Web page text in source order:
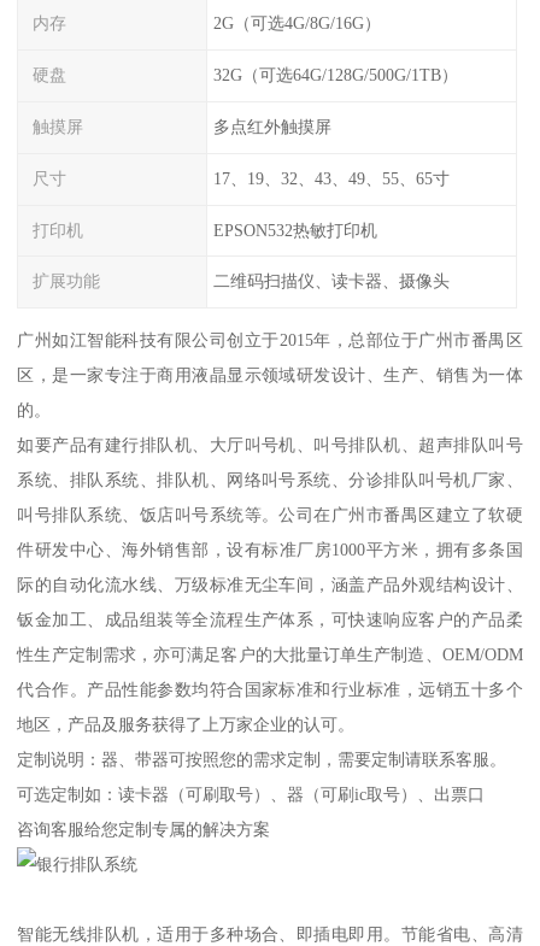
内存 2G（可选4G/8G/16G）
硬盘 32G（可选64G/128G/500G/1TB）
触摸屏 多点红外触摸屏
尺寸 17、19、32、43、49、55、65寸
打印机 EPSON532热敏打印机
扩展功能 二维码扫描仪、读卡器、摄像头
广州如江智能科技有限公司创立于2015年，总部位于广州市番禺区
区，是一家专注于商用液晶显示领域研发设计、生产、销售为一体
的。
如要产品有建行排队机、大厅叫号机、叫号排队机、超声排队叫号
系统、排队系统、排队机、网络叫号系统、分诊排队叫号机厂家、
叫号排队系统、饭店叫号系统等。公司在广州市番禺区建立了软硬
件研发中心、海外销售部，设有标准厂房1000平方米，拥有多条国
际的自动化流水线、万级标准无尘车间，涵盖产品外观结构设计、
钣金加工、成品组装等全流程生产体系，可快速响应客户的产品柔
性生产定制需求，亦可满足客户的大批量订单生产制造、OEM/ODM
代合作。产品性能参数均符合国家标准和行业标准，远销五十多个
地区，产品及服务获得了上万家企业的认可。
定制说明：器、带器可按照您的需求定制，需要定制请联系客服。
可选定制如：读卡器（可刷取号）、器（可刷ic取号）、出票口
咨询客服给您定制专属的解决方案
智能无线排队机，适用于多种场合、即插电即用。节能省电、高清